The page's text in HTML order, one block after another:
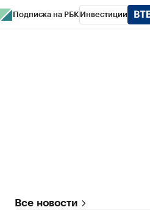
Подписка на РБК Инвестиции
Все новости